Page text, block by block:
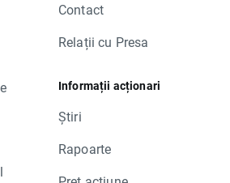
Contact
Relații cu Presa
Informații acționari
Știri
Rapoarte